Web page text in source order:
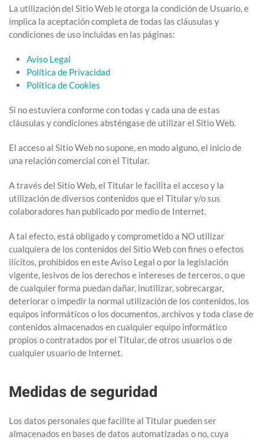
La utilización del Sitio Web le otorga la condición de Usuario, e
implica la aceptación completa de todas las cláusulas y
condiciones de uso incluidas en las páginas:
Aviso Legal
Política de Privacidad
Política de Cookies
Si no estuviera conforme con todas y cada una de estas
cláusulas y condiciones absténgase de utilizar el Sitio Web.
El acceso al Sitio Web no supone, en modo alguno, el inicio de
una relación comercial con el Titular.
A través del Sitio Web, el Titular le facilita el acceso y la
utilización de diversos contenidos que el Titular y/o sus
colaboradores han publicado por medio de Internet.
A tal efecto, está obligado y comprometido a NO utilizar
cualquiera de los contenidos del Sitio Web con fines o efectos
ilícitos, prohibidos en este Aviso Legal o por la legislación
vigente, lesivos de los derechos e intereses de terceros, o que
de cualquier forma puedan dañar, inutilizar, sobrecargar,
deteriorar o impedir la normal utilización de los contenidos, los
equipos informáticos o los documentos, archivos y toda clase de
contenidos almacenados en cualquier equipo informático
propios o contratados por el Titular, de otros usuarios o de
cualquier usuario de Internet.
Medidas de seguridad
Los datos personales que facilite al Titular pueden ser
almacenados en bases de datos automatizadas o no, cuya